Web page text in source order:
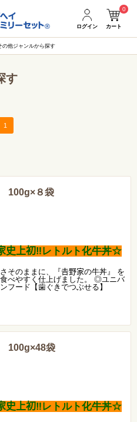
ログイン カート
0
の他ジャンルから探す
す
1
100g×８袋
史上初‼レトルト化牛丼☆
そのままに、『𠮷野家の牛丼』 を
べやすく仕上げました。 ◎ユニバ
フード【歯ぐきでつぶせる】
100g×48袋
史上初‼レトルト化牛丼☆